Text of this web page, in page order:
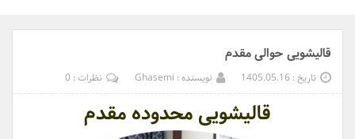
قالیشویی حوالی مقدم
تاریخ : 1405.05.16 نویسنده : Ghasemi نظرات : 0
قالیشویی محدوده مقدم